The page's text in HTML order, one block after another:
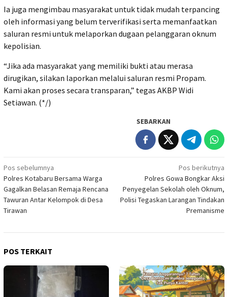
Ia juga mengimbau masyarakat untuk tidak mudah terpancing
oleh informasi yang belum terverifikasi serta memanfaatkan
saluran resmi untuk melaporkan dugaan pelanggaran oknum
kepolisian.
“Jika ada masyarakat yang memiliki bukti atau merasa
dirugikan, silakan laporkan melalui saluran resmi Propam.
Kami akan proses secara transparan,” tegas AKBP Widi
Setiawan. (*/)
SEBARKAN
Navigasi
pos
Pos sebelumnya
Polres Kotabaru Bersama Warga
Gagalkan Belasan Remaja Rencana
Tawuran Antar Kelompok di Desa
Tirawan
Pos berikutnya
Polres Gowa Bongkar Aksi
Penyegelan Sekolah oleh Oknum,
Polisi Tegaskan Larangan Tindakan
Premanisme
POS TERKAIT